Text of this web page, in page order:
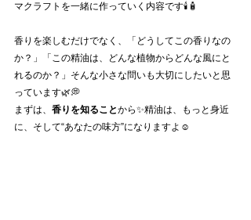
マクラフトを一緒に作っていく内容です🕯️🧴
香りを楽しむだけでなく、「どうしてこの香りなの
か？」「この精油は、どんな植物からどんな風にと
れるのか？」そんな小さな問いも大切にしたいと思
っています🌿💭
まずは、 香りを知ることから✨精油は、もっと身近
に、そして“あなたの味方”になりますよ☺️